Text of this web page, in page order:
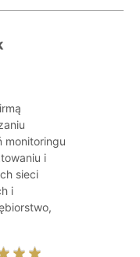
monitoringu
i
sieci
i